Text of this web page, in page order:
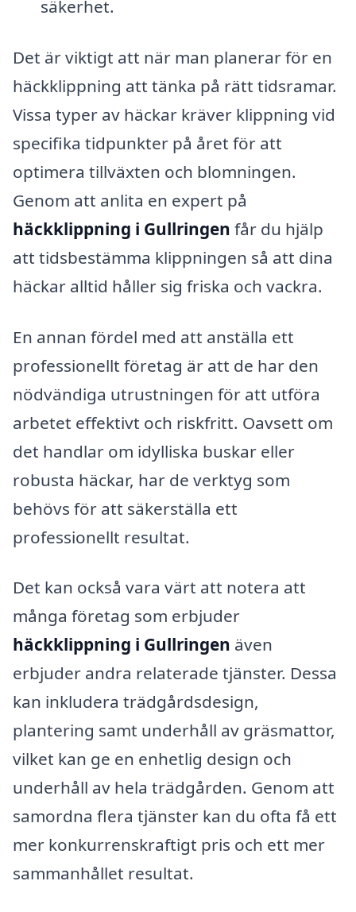
säkerhet.
Det är viktigt att när man planerar för en
häckklippning att tänka på rätt tidsramar.
Vissa typer av häckar kräver klippning vid
specifika tidpunkter på året för att
optimera tillväxten och blomningen.
Genom att anlita en expert på
häckklippning i Gullringen får du hjälp
att tidsbestämma klippningen så att dina
häckar alltid håller sig friska och vackra.
En annan fördel med att anställa ett
professionellt företag är att de har den
nödvändiga utrustningen för att utföra
arbetet effektivt och riskfritt. Oavsett om
det handlar om idylliska buskar eller
robusta häckar, har de verktyg som
behövs för att säkerställa ett
professionellt resultat.
Det kan också vara värt att notera att
många företag som erbjuder
häckklippning i Gullringen även
erbjuder andra relaterade tjänster. Dessa
kan inkludera trädgårdsdesign,
plantering samt underhåll av gräsmattor,
vilket kan ge en enhetlig design och
underhåll av hela trädgården. Genom att
samordna flera tjänster kan du ofta få ett
mer konkurrenskraftigt pris och ett mer
sammanhållet resultat.